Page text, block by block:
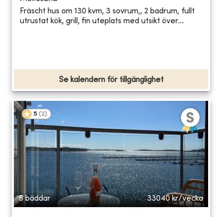
Fräscht hus om 130 kvm, 3 sovrum,, 2 badrum, fullt
utrustat kök, grill, fin uteplats med utsikt över...
Se kalendern för tillgänglighet
5 (2)
5 bäddar 33040 kr/vecka